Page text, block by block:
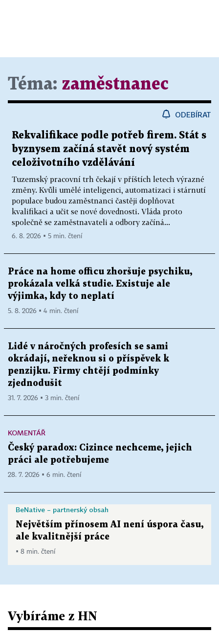
Téma: zaměstnanec
ODEBÍRAT
Rekvalifikace podle potřeb firem. Stát s
byznysem začíná stavět nový systém
celoživotního vzdělávání
Tuzemský pracovní trh čekají v příštích letech výrazné
změny. Kvůli umělé inteligenci, automatizaci i stárnutí
populace budou zaměstnanci častěji doplňovat
kvalifikaci a učit se nové dovednosti. Vláda proto
společně se zaměstnavateli a odbory začíná...
6. 8. 2026 ▪ 5 min. čtení
Práce na home officu zhoršuje psychiku,
prokázala velká studie. Existuje ale
výjimka, kdy to neplatí
5. 8. 2026 ▪ 4 min. čtení
Lidé v náročných profesích se sami
okrádají, neřeknou si o příspěvek k
penzijku. Firmy chtějí podmínky
zjednodušit
31. 7. 2026 ▪ 3 min. čtení
KOMENTÁŘ
Český paradox: Cizince nechceme, jejich
práci ale potřebujeme
28. 7. 2026 ▪ 6 min. čtení
BeNative – partnerský obsah
Největším přínosem AI není úspora času,
ale kvalitnější práce
▪ 8 min. čtení
Vybíráme z HN